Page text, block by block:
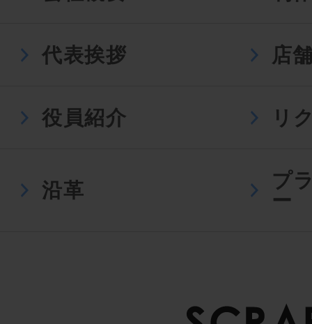
代表挨拶 店
役員紹介 リ
沿革
プ
ー